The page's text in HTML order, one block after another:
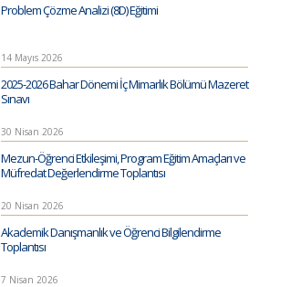
Problem Çözme Analizi (8D) Eğitimi
14 Mayıs 2026
2025-2026 Bahar Dönemi İç Mimarlık Bölümü Mazeret
Sınavı
30 Nisan 2026
Mezun-Öğrenci Etkileşimi, Program Eğitim Amaçları ve
Müfredat Değerlendirme Toplantısı
20 Nisan 2026
Akademik Danışmanlık ve Öğrenci Bilgilendirme
Toplantısı
7 Nisan 2026